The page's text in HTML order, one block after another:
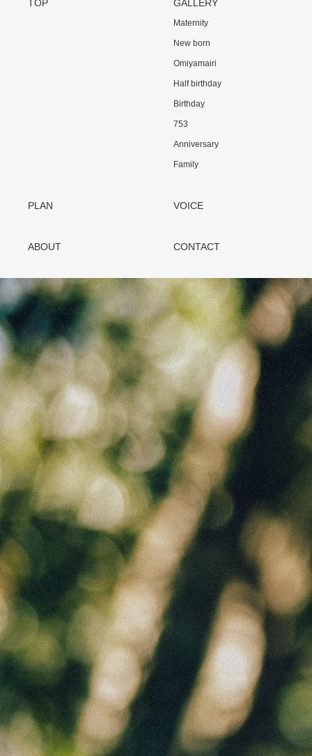
TOP GALLERY
Maternity
New born
Omiyamairi
Half birthday
Birthday
753
Anniversary
Family
PLAN VOICE
ABOUT CONTACT